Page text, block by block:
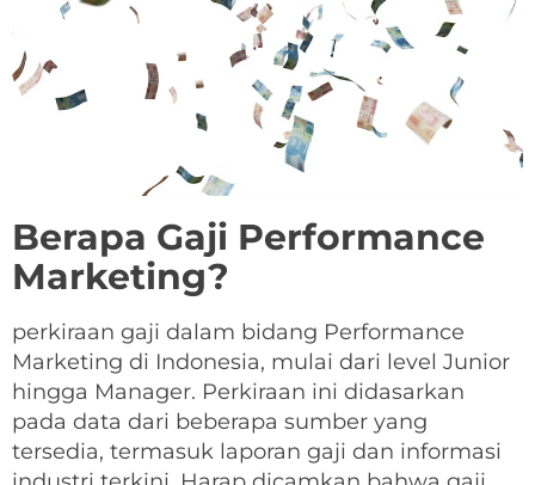
Berapa Gaji Performance
Marketing?
perkiraan gaji dalam bidang Performance
Marketing di Indonesia, mulai dari level Junior
hingga Manager. Perkiraan ini didasarkan
pada data dari beberapa sumber yang
tersedia, termasuk laporan gaji dan informasi